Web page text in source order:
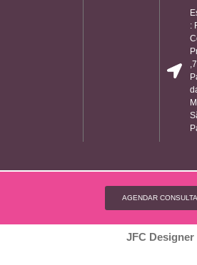
:
AGENDAR CONSULTA
JFC Designer